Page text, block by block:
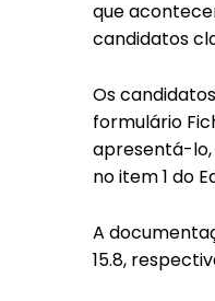
que
candidatos
Os
formulário
apresentá-lo,
no item 1 do
A
15.8,